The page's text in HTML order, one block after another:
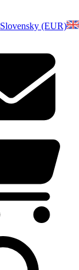
Slovensky (EUR)